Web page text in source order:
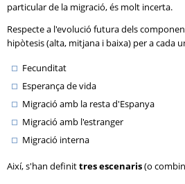
particular de la migració, és molt incerta.
Respecte a l'evolució futura dels
hipòtesis (alta, mitjana i baixa) per a cada
Fecunditat
Esperança de vida
Migració amb la resta d'Espanya
Migració amb l'estranger
Migració interna
Així, s'han definittres escenaris(o